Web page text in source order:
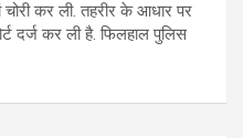
कर ली. तहरीर के आधार पर
दर्ज कर ली है. फिलहाल पुलिस